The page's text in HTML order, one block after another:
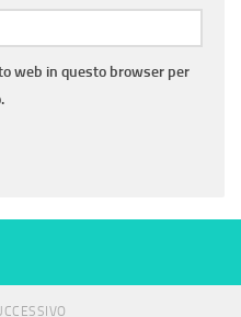
web in questo browser per